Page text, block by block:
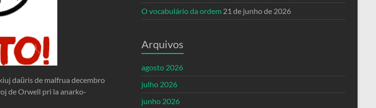
daŭris de malfrua decembro
de Orwell pri la anarko-
O vocabulário da ordem 21 de junho de 2026
Arquivos
agosto 2026
julho 2026
junho 2026